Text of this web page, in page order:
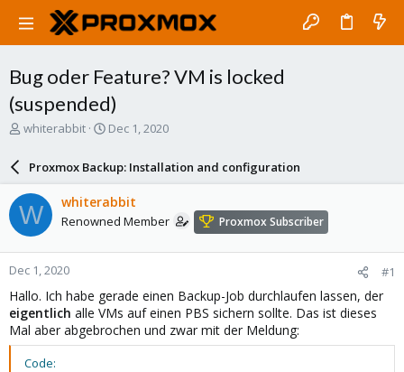
Bug oder Feature? VM is locked
(suspended)
T
a
d
s
t
a
r
t
e
r
whiterabbit
S
r
d
a
e
Dec 1, 2020
Proxmox Backup: Installation and configuration
W whiterabbit
Renowned Member Proxmox Subscriber
Dec 1, 2020 #1
Hallo. Ich habe gerade einen Backup-Job durchlaufen lassen, der
eigentlich alle VMs auf einen PBS sichern sollte. Das ist dieses
Mal aber abgebrochen und zwar mit der Meldung:
Code: